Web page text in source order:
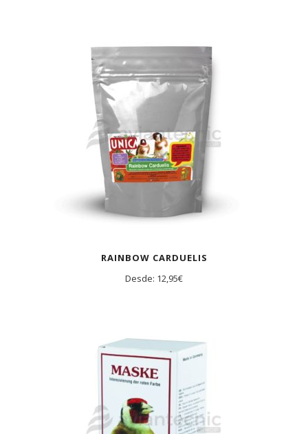
RAINBOW CARDUELIS
Desde: 12,95€